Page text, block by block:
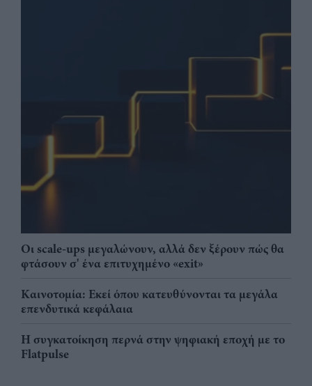
Οι scale-ups μεγαλώνουν, αλλά δεν ξέρουν πώς θα
φτάσουν σ' ένα επιτυχημένο «exit»
Καινοτομία: Εκεί όπου κατευθύνονται τα μεγάλα
επενδυτικά κεφάλαια
Η συγκατοίκηση περνά στην ψηφιακή εποχή με το
Flatpulse